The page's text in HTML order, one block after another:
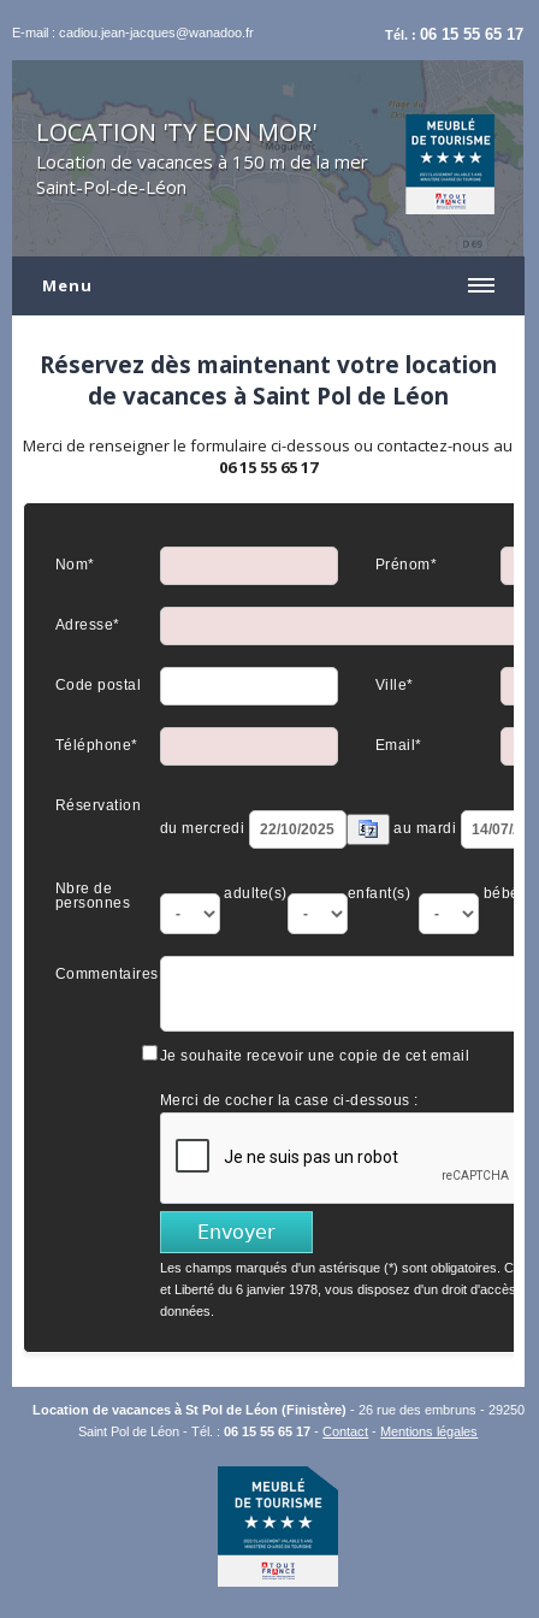
E-mail : cadiou.jean-jacques@wanadoo.fr Tél. :06 15 55 65 17
LOCATION 'TY EON MOR'
Location de vacances à 150 m de la mer
Saint-Pol-de-Léon
Menu
Réservez dès maintenant votre location
de vacances à Saint Pol de Léon
Merci de renseigner le formulaire ci-dessous ou contactez-nous au
06 15 55 65 17
Nom* Prénom*
Adresse*
Code postal Ville*
Téléphone* Email*
Réservation
du mercredi
au mardi
Nbre de
personnes
adulte(s) enfant(s) bébé(s)
Commentaires
Je souhaite recevoir une copie de cet email
Merci de cocher la case ci-dessous :
Les champs marqués d'un astérisque (*) sont obligatoires.
et Liberté du 6 janvier 1978, vous disposez d'un droit d'accès et
données.
Location de vacances à St Pol de Léon (Finistère) - 26 rue des embruns - 29250
Saint Pol de Léon - Tél. :06 15 55 65 17 -Contact - Mentions légales